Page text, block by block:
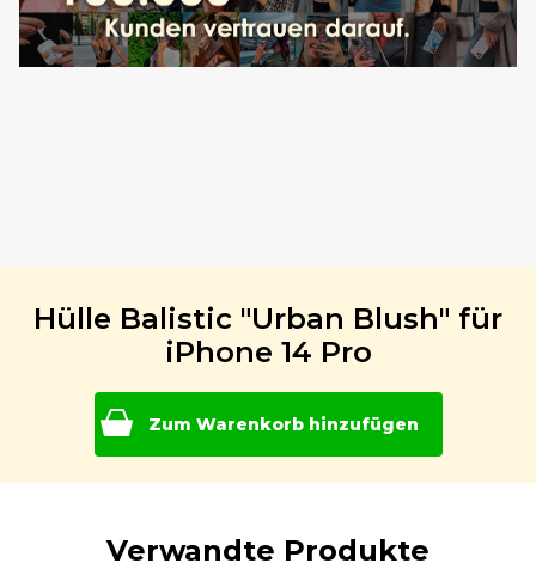
Hülle Balistic "Urban Blush" für
iPhone 14 Pro
Zum Warenkorb hinzufügen
Verwandte Produkte